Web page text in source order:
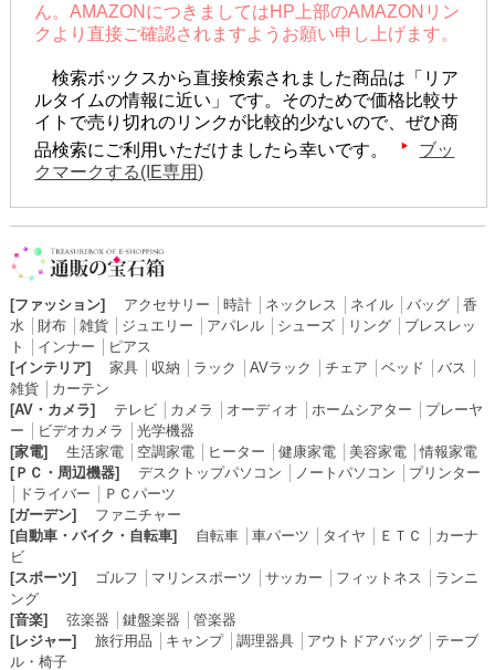
ん。AMAZONにつきましてはHP上部のAMAZONリン
クより直接ご確認されますようお願い申し上げます。
検索ボックスから直接検索されました商品は「リア
ルタイムの情報に近い」です。そのためで価格比較サ
イトで売り切れのリンクが比較的少ないので、ぜひ商
品検索にご利用いただけましたら幸いです。
ブッ
クマークする(IE専用)
[ファッション] アクセサリー 時計│ ネックレス ネイル│ バッグ│ 香
水
財布│ 雑貨│ ジュエリー アパレル│ シューズ│ リング│ ブレスレッ
ト
インナー
ピアス
[インテリア]
家具│ 収納 ラック AVラック チェア ベッド バス
雑貨│ カーテン
[AV・カメラ]
テレビ│ カメラ オーディオ ホームシアター
プレーヤ
ー
ビデオカメラ
光学機器
[家電]
生活家電│ 空調家電│ ヒーター 健康家電│ 美容家電│情報家電
[ＰＣ・周辺機器]
デスクトップパソコン ノートパソコン
プリンター
ドライバー
ＰＣパーツ
[ガーデン]
ファニチャー
[自動車・バイク・自転車]
自転車│ 車パーツ タイヤ ＥＴＣ
カーナ
ビ
[スポーツ]
ゴルフ マリンスポーツ サッカー フィットネス
ランニ
ング
[音楽]
弦楽器 鍵盤楽器
管楽器
[レジャー]
旅行用品 キャンプ│ 調理器具│ アウトドアバッグ│ テーブ
ル・椅子